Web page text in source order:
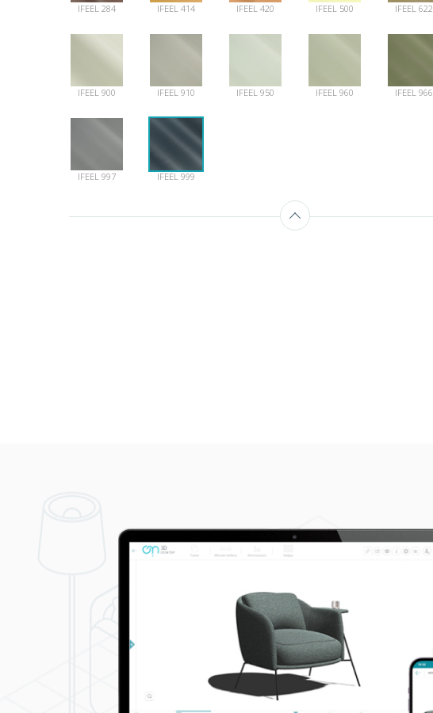
IFEEL 284 IFEEL 414 IFEEL 420 IFEEL 500 IFEEL 622
IFEEL 900 IFEEL 910 IFEEL 950 IFEEL 960 IFEEL 966
IFEEL 997 IFEEL 999